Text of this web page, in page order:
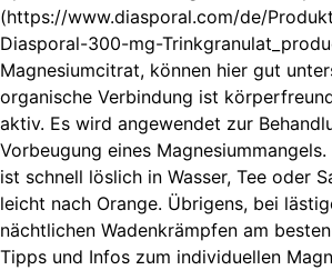
(https://www.diasporal.com/de/
Diasporal-300-mg-
Magnesiumcitrat, können hier gut
organische Verbindung ist
aktiv. Es wird angewendet zur
Vorbeugung eines
ist schnell löslich in Wasser, Tee oder
leicht nach Orange. Übrigens, bei
nächtlichen Wadenkrämpfen am
Tipps und Infos zum individuellen